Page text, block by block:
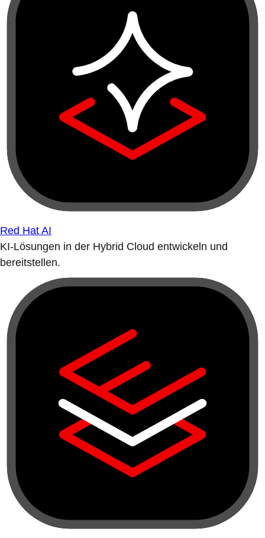
Red Hat AI
KI-Lösungen in der Hybrid Cloud entwickeln und
bereitstellen.